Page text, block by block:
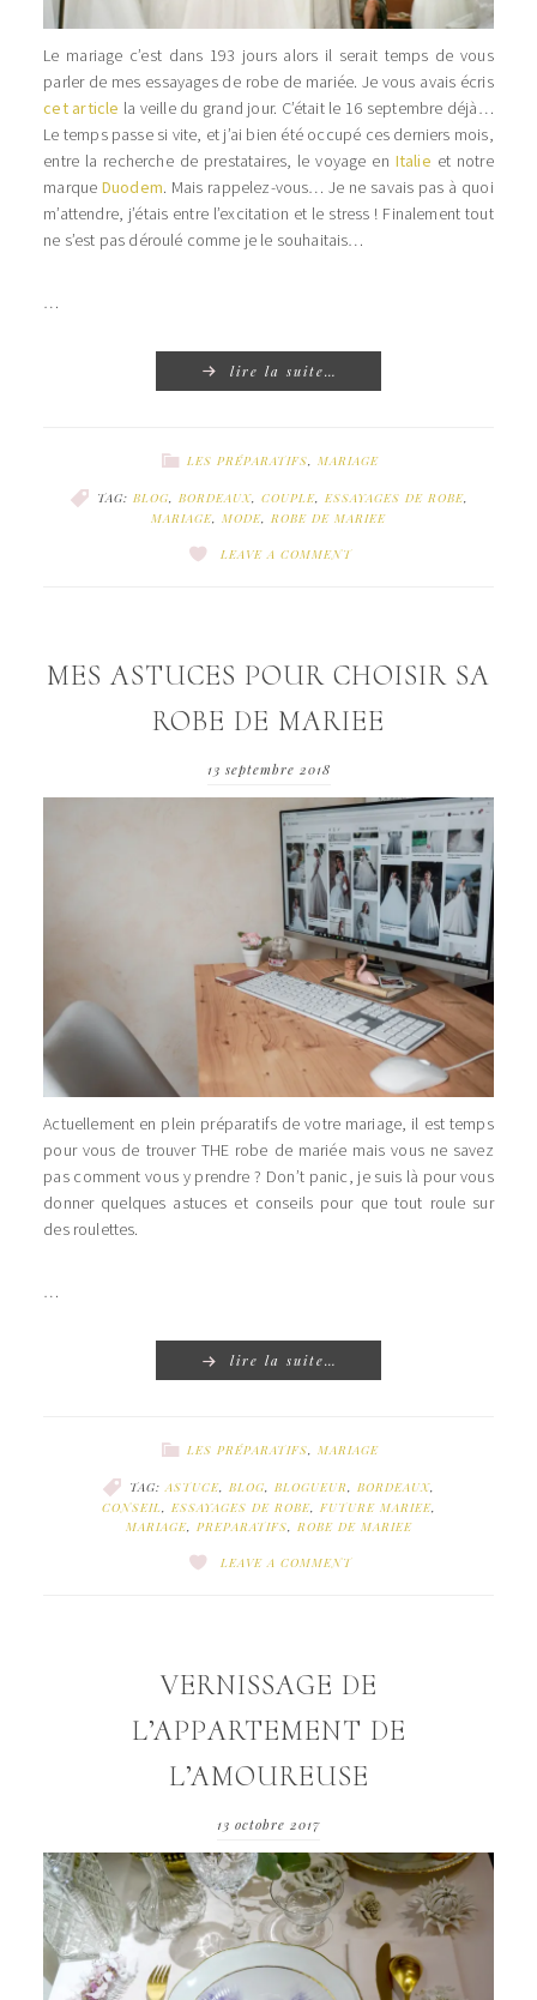
Le mariage c’est dans 193 jours alors il serait temps de vous
parler de mes essayages de robe de mariée. Je vous avais écris
cet article la veille du grand jour. C’était le 16 septembre déjà…
Le temps passe si vite, et j’ai bien été occupé ces derniers mois,
entre la recherche de prestataires, le voyage en Italie et notre
marque Duodem. Mais rappelez-vous… Je ne savais pas à quoi
m’attendre, j’étais entre l’excitation et le stress ! Finalement tout
ne s’est pas déroulé comme je le souhaitais…
…
lire la suite…
LES PRÉPARATIFS MARIAGE
TAG: BLOG, BORDEAUX, COUPLE, ESSAYAGES DE ROBE,
MARIAGE MODE ROBE DE MARIEE
LEAVE A COMMENT
MES ASTUCES POUR CHOISIR SA
ROBE DE MARIEE
13 septembre 2018
Actuellement en plein préparatifs de votre mariage, il est temps
pour vous de trouver THE robe de mariée mais vous ne savez
pas comment vous y prendre ? Don’t panic, je suis là pour vous
donner quelques astuces et conseils pour que tout roule sur
des roulettes.
…
lire la suite…
LES PRÉPARATIFS, MARIAGE
TAG: ASTUCE BLOG BLOGUEUR BORDEAUX
CONSEIL
ESSAYAGES DE ROBE, FUTURE MARIEE,
MARIAGE, PREPARATIFS ROBE DE MARIEE
LEAVE A COMMENT
VERNISSAGE DE
L’APPARTEMENT DE
L’AMOUREUSE
13 octobre 2017